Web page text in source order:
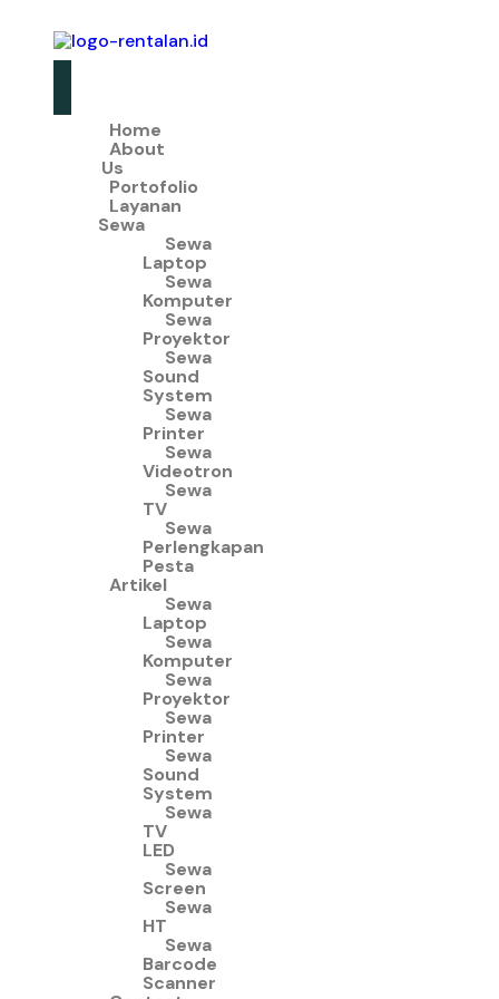
Home
About
Us
Portofolio
Layanan
Sewa
Sewa
Laptop
Sewa
Komputer
Sewa
Proyektor
Sewa
Sound
System
Sewa
Printer
Sewa
Videotron
Sewa
TV
Sewa
Perlengkapan
Pesta
Artikel
Sewa
Laptop
Sewa
Komputer
Sewa
Proyektor
Sewa
Printer
Sewa
Sound
System
Sewa
TV
LED
Sewa
Screen
Sewa
HT
Sewa
Barcode
Scanner